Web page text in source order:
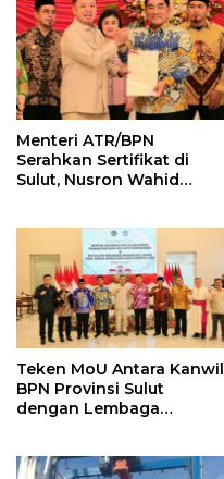
Menteri ATR/BPN
Serahkan Sertifikat di
Sulut, Nusron Wahid
Bidang Pertanahan Harus
Selesai
Teken MoU Antara Kanwil
BPN Provinsi Sulut
dengan Lembaga
ATR/BPN Nusron Wahid